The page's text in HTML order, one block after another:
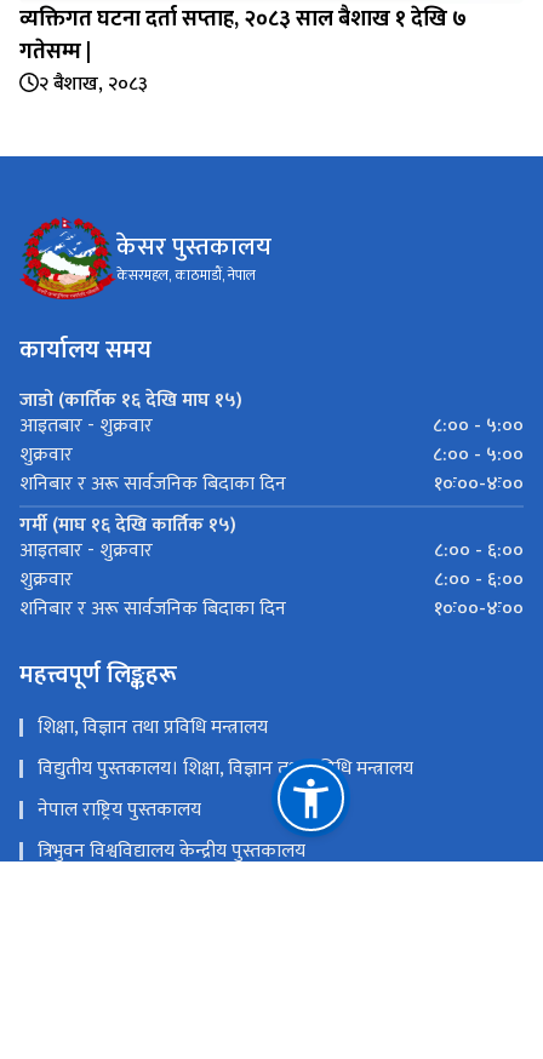
व्यक्तिगत घटना दर्ता सप्‍ताह, २०८३ साल बैशाख १ देखि ७
गतेसम्म |
२ बैशाख, २०८३
केसर पुस्तकालय
केसरमहल, काठमाडाैं, नेपाल
कार्यालय समय
जाडो (कार्तिक १६ देखि माघ १५)
आइतबार - शुक्रवार
८:०० - ५:००
शुक्रवार
८:०० - ५:००
शनिबार र अरू सार्वजनिक बिदाका दिन
१०ः००-४ः००
गर्मी (माघ १६ देखि कार्तिक १५)
आइतबार - शुक्रवार
८:०० - ६:००
शुक्रवार
८:०० - ६:००
शनिबार र अरू सार्वजनिक बिदाका दिन
१०ः००-४ः००
महत्त्वपूर्ण लिङ्कहरू
शिक्षा, विज्ञान तथा प्रविधि मन्त्रालय
विद्युतीय पुस्तकालय। शिक्षा, विज्ञान तथा प्रविधि मन्त्रालय
नेपाल राष्ट्रिय पुस्तकालय
त्रिभुवन विश्वविद्यालय केन्द्रीय पुस्तकालय